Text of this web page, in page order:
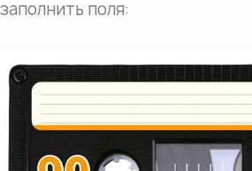
заполнить поля: